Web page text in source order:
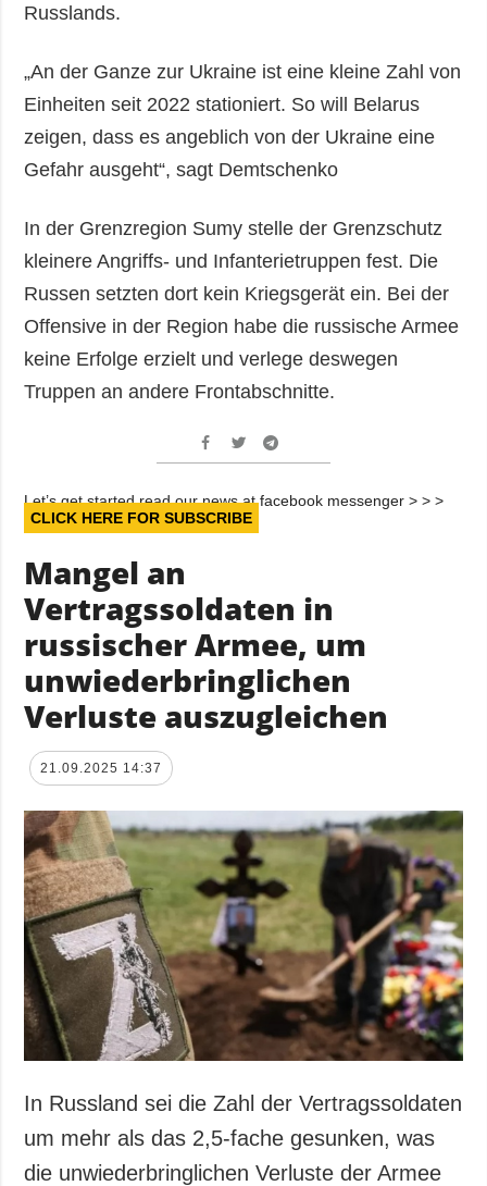
Russlands.
„An der Ganze zur Ukraine ist eine kleine Zahl von
Einheiten seit 2022 stationiert. So will Belarus
zeigen, dass es angeblich von der Ukraine eine
Gefahr ausgeht“, sagt Demtschenko
In der Grenzregion Sumy stelle der Grenzschutz
kleinere Angriffs- und Infanterietruppen fest. Die
Russen setzten dort kein Kriegsgerät ein. Bei der
Offensive in der Region habe die russische Armee
keine Erfolge erzielt und verlege deswegen
Truppen an andere Frontabschnitte.
Let’s get started read our news at facebook messenger > > >
CLICK HERE FOR SUBSCRIBE
Mangel an
Vertragssoldaten in
russischer Armee, um
unwiederbringlichen
Verluste auszugleichen
21.09.2025 14:37
In Russland sei die Zahl der Vertragssoldaten
um mehr als das 2,5-fache gesunken, was
die unwiederbringlichen Verluste der Armee